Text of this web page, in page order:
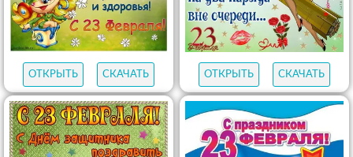
ОТКРЫТЬ СКАЧАТЬ ОТКРЫТЬ СКАЧАТЬ